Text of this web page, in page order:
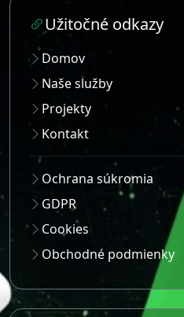
Užitočné odkazy
Domov
Naše služby
Projekty
Kontakt
Ochrana súkromia
GDPR
Cookies
Obchodné podmienky